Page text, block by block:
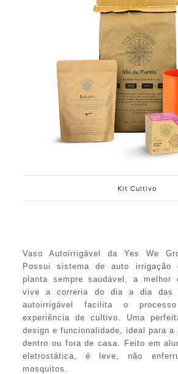
Kit Cultivo
Vaso Autoirrigável da Yes We
Possui sistema de auto irrigação
planta sempre saudável, a melhor
vive a correria do dia a dia das
autoirrigável facilita o
experiência de cultivo. Uma
design e funcionalidade, ideal para a
dentro ou fora de casa. Feito em
eletrostática, é leve, não
mosquitos.